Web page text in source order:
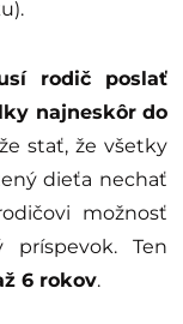
rodič poslať
najneskôr do
stať, že všetky
dieťa nechať
možnosť
príspevok. Ten
6 rokov.